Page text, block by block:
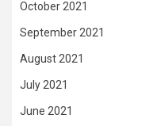
October 2021
September 2021
August 2021
July 2021
June 2021